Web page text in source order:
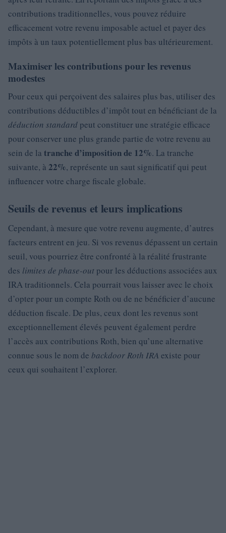
contributions traditionnelles, vous pouvez réduire
efficacement votre revenu imposable actuel et payer des
impôts à un taux potentiellement plus bas ultérieurement.
Maximiser les contributions pour les revenus
modestes
Pour ceux qui perçoivent des salaires plus bas, utiliser des
contributions déductibles d’impôt tout en bénéficiant de la
déduction standard peut constituer une stratégie efficace
pour conserver une plus grande partie de votre revenu au
sein de la tranche d’imposition de 12%. La tranche
suivante, à 22%, représente un saut significatif qui peut
influencer votre charge fiscale globale.
Seuils de revenus et leurs implications
Cependant, à mesure que votre revenu augmente, d’autres
facteurs entrent en jeu. Si vos revenus dépassent un certain
seuil, vous pourriez être confronté à la réalité frustrante
des limites de phase-out pour les déductions associées aux
IRA traditionnels. Cela pourrait vous laisser avec le choix
d’opter pour un compte Roth ou de ne bénéficier d’aucune
déduction fiscale. De plus, ceux dont les revenus sont
exceptionnellement élevés peuvent également perdre
l’accès aux contributions Roth, bien qu’une alternative
connue sous le nom de backdoor Roth IRA existe pour
ceux qui souhaitent l’explorer.